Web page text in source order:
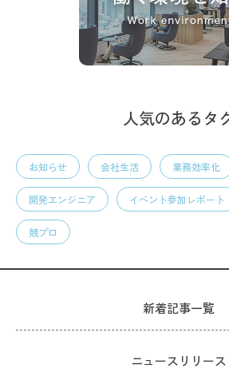
人気のあるタ
お知らせ 会社生活 業務効率化
開発エンジニア イベント参加レポート
競プロ
新着記事一覧
ニュースリリース